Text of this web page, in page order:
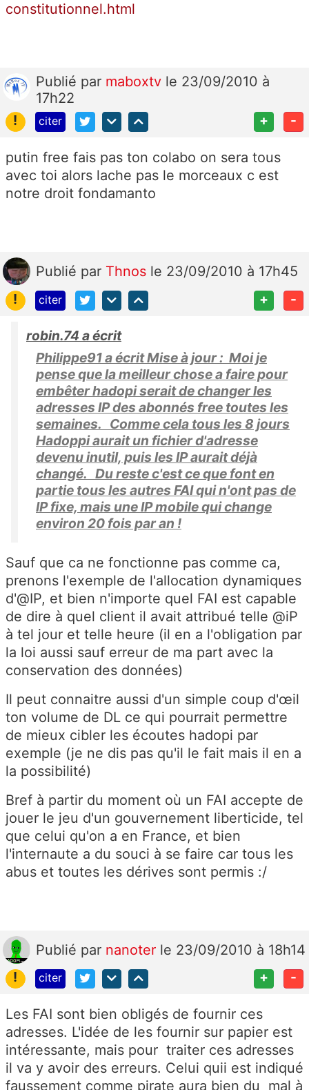
constitutionnel.html
Publié par maboxtv le 23/09/2010 à
17h22
!
citer + -
putin free fais pas ton colabo on sera tous
avec toi alors lache pas le morceaux c est
notre droit fondamanto
Publié par Thnos le 23/09/2010 à 17h45
!
citer + -
robin.74 a écrit
Philippe91 a écrit Mise à jour : Moi je
pense que la meilleur chose a faire pour
embêter hadopi serait de changer les
adresses IP des abonnés free toutes les
semaines. Comme cela tous les 8 jours
Hadoppi aurait un fichier d'adresse
devenu inutil, puis les IP aurait déjà
changé. Du reste c'est ce que font en
partie tous les autres FAI qui n'ont pas de
IP fixe, mais une IP mobile qui change
environ 20 fois par an !
Sauf que ca ne fonctionne pas comme ca,
prenons l'exemple de l'allocation dynamiques
d'@IP, et bien n'importe quel FAI est capable
de dire à quel client il avait attribué telle @iP
à tel jour et telle heure (il en a l'obligation par
la loi aussi sauf erreur de ma part avec la
conservation des données)
Il peut connaitre aussi d'un simple coup d'œil
ton volume de DL ce qui pourrait permettre
de mieux cibler les écoutes hadopi par
exemple (je ne dis pas qu'il le fait mais il en a
la possibilité)
Bref à partir du moment où un FAI accepte de
jouer le jeu d'un gouvernement liberticide, tel
que celui qu'on a en France, et bien
l'internaute a du souci à se faire car tous les
abus et toutes les dérives sont permis :/
Publié par nanoter le 23/09/2010 à 18h14
!
citer + -
Les FAI sont bien obligés de fournir ces
adresses. L'idée de les fournir sur papier est
intéressante, mais pour traiter ces adresses
il va y avoir des erreurs. Celui quii est indiqué
faussement comme pirate aura bien du mal à